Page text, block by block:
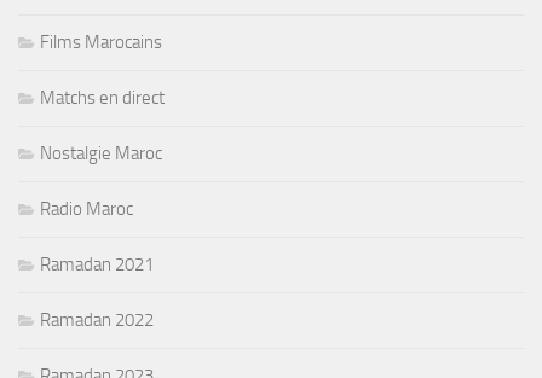
Films Marocains
Matchs en direct
Nostalgie Maroc
Radio Maroc
Ramadan 2021
Ramadan 2022